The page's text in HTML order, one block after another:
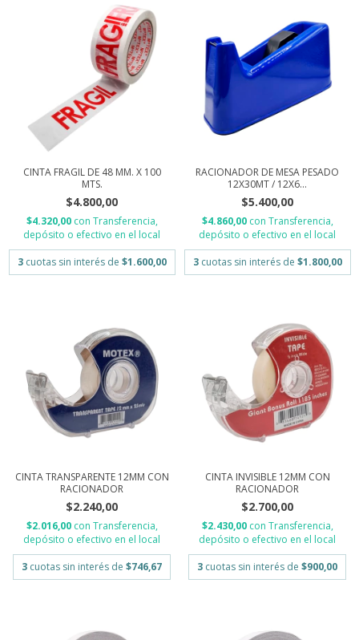
CINTA FRAGIL DE 48 MM. X 100
MTS.
$4.800,00
$4.320,00 con Transferencia,
depósito o efectivo en el local
3 cuotas sin interés de $1.600,00
RACIONADOR DE MESA PESADO
12X30MT / 12X6...
$5.400,00
$4.860,00 con Transferencia,
depósito o efectivo en el local
3 cuotas sin interés de $1.800,00
CINTA TRANSPARENTE 12MM CON
RACIONADOR
$2.240,00
$2.016,00 con Transferencia,
depósito o efectivo en el local
3 cuotas sin interés de $746,67
CINTA INVISIBLE 12MM CON
RACIONADOR
$2.700,00
$2.430,00 con Transferencia,
depósito o efectivo en el local
3 cuotas sin interés de $900,00